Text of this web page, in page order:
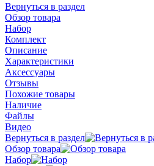
Вернуться в раздел
Обзор товара
Набор
Комплект
Описание
Характеристики
Аксессуары
Отзывы
Похожие товары
Наличие
Файлы
Видео
Вернуться в раздел
Обзор товара
Набор